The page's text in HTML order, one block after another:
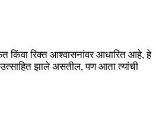
किंवा रिक्त आश्वासनांवर आधारित आहे, हे
झाले असतील, पण आता त्यांची